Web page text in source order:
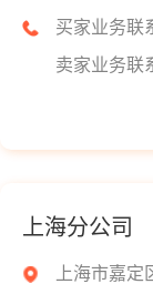
买家业务联
卖家业务联
上海分公司
上海市嘉